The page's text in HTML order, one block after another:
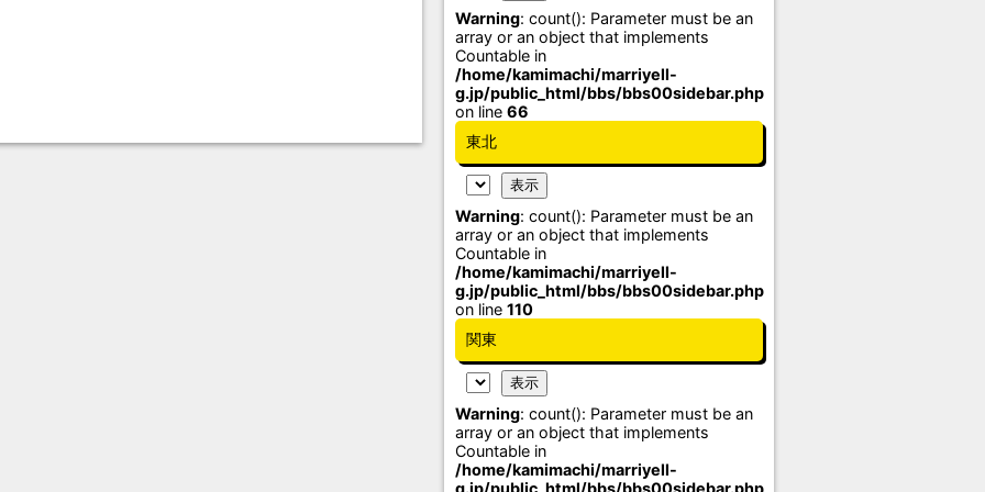
Warning: count(): Parameter must be an
array or an object that implements
Countable in
/home/kamimachi/marriyell-
g.jp/public_html/bbs/bbs00sidebar.php
on line 66
東北
Warning: count(): Parameter must be an
array or an object that implements
Countable in
/home/kamimachi/marriyell-
g.jp/public_html/bbs/bbs00sidebar.php
on line 110
関東
Warning: count(): Parameter must be an
array or an object that implements
Countable in
/home/kamimachi/marriyell-
g.jp/public_html/bbs/bbs00sidebar.php